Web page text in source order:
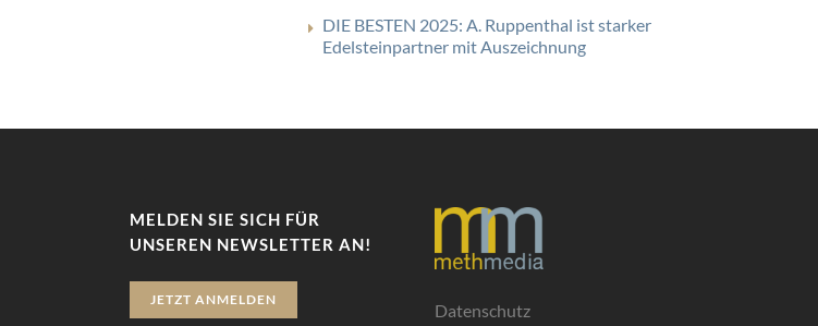
DIE BESTEN 2025: A. Ruppenthal ist starker
Edelsteinpartner mit Auszeichnung
MELDEN SIE SICH FÜR
UNSEREN NEWSLETTER AN!
JETZT ANMELDEN
Datenschutz